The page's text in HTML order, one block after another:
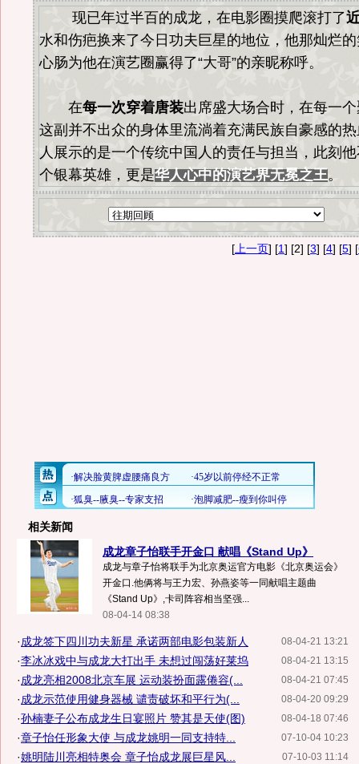
现已年过半百的成龙，在电影圈摸爬滚打了
水和伤疤换来了今日功夫巨星的地位，他那灿烂
心肠为他在演艺圈赢得了“大哥”的亲昵称呼。
在每一次穿着唐装出席盛大场合时，在每一
这副并不出众的身体里流淌着充满民族自豪感的
人展示的是一个传统中国人的责任与担当，此刻
个银幕英雄，更是华人心中的演艺界无冕之王。
[ 上一页] [1] [2] [3] [4] [5] [
相关新闻
成龙章子怡联手开金口 献唱《Stand Up》
成龙与章子怡将联手为北京奥运官方电影《北京奥运会》
开金口.他俩将与王力宏、孙燕姿等一同献唱主题曲
《Stand Up》,卡司阵容相当坚强...
08-04-14 08:38
08-04-21 13:21
·成龙签下四川功夫新星 承诺两部电影包装新人
08-04-21 13:15
·李冰冰戏中与成龙大打出手 未想过闯荡好莱坞
08-04-21 07:45
·成龙亮相2008北京车展 运动装扮面露倦容(...
08-04-20 09:29
·成龙示范使用健身器械 谴责破坏和平行为(...
08-04-18 07:46
·孙楠妻子公布成龙生日宴照片 赞其是天使(图)
07-10-04 10:23
·章子怡任形象大使 与成龙姚明一同支持特...
07-10-03 11:14
·姚明陆川亮相特奥会 章子怡成龙展巨星风...